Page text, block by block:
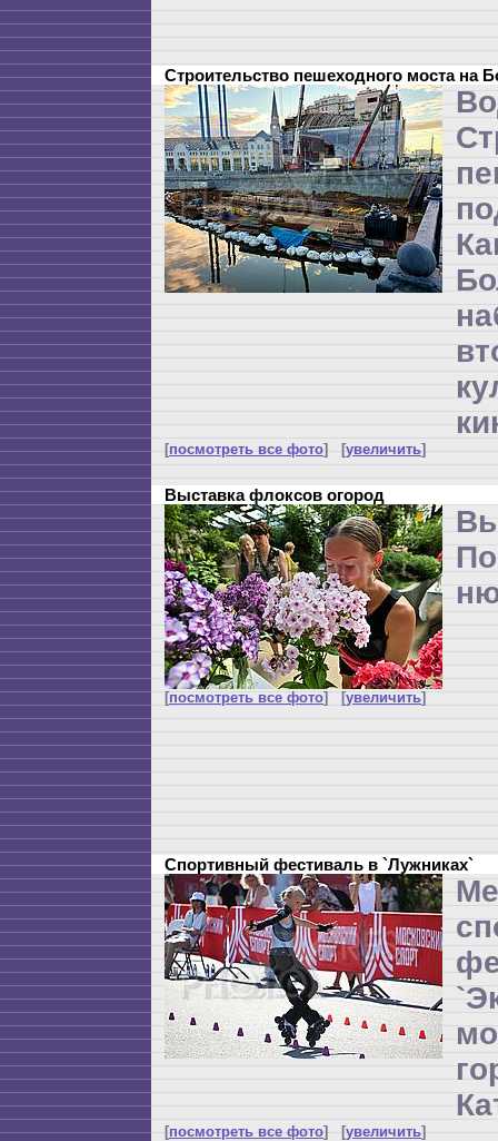
Строительство пешеходного моста на
[посмотреть все фото] [увеличить]
Выставка флоксов огород
[посмотреть все фото] [увеличить]
Спортивный фестиваль в `Лужниках`
[посмотреть все фото] [увеличить]